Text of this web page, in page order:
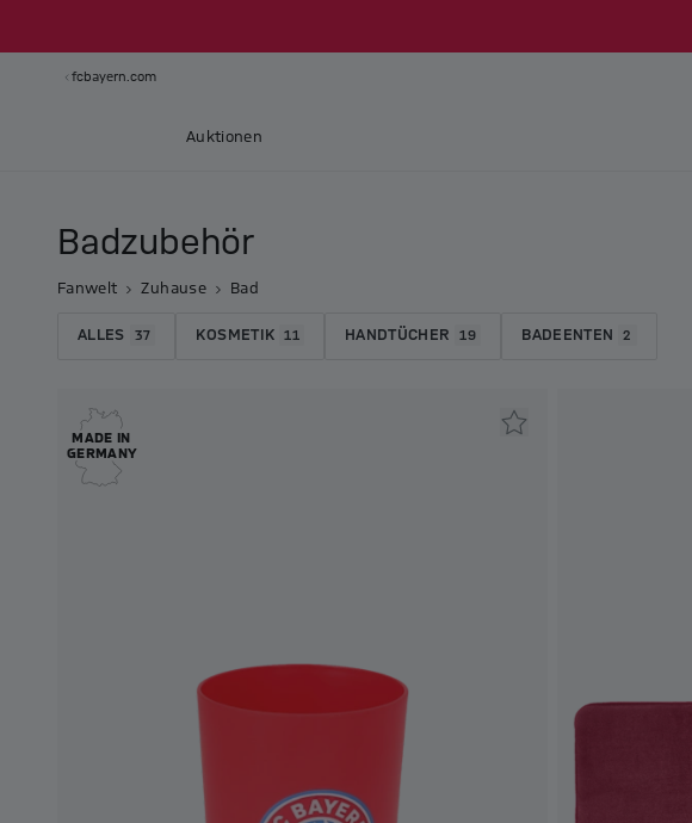
fcbayern.com
Auktionen
Badzubehör
Fanwelt Zuhause Bad
ALLES 37 KOSMETIK 11 HANDTÜCHER 19 BADEENTEN 2
MADE IN
GERMANY